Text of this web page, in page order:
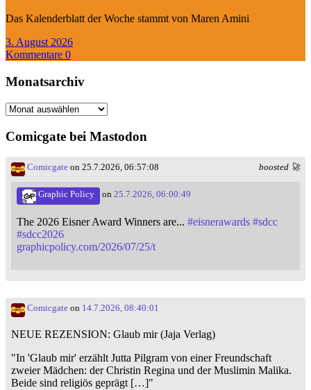
Das Kalenderblatt der Woche stammt von Maren Amini
3. August 2026
Kommentare 0
Monatsarchiv
Monatsarchiv
Comicgate bei Mastodon
boosted 🚀
Comicgate on 25.7.2026, 06:57:08
Graphic Policy on 25.7.2026, 06:00:49
The 2026 Eisner Award Winners are... #eisnerawards #sdcc
#sdcc2026
graphicpolicy.com/2026/07/25/t
Comicgate on 14.7.2026, 08:40:01
NEUE REZENSION: Glaub mir (Jaja Verlag)
"In 'Glaub mir' erzählt Jutta Pilgram von einer Freundschaft
zweier Mädchen: der Christin Regina und der Muslimin Malika.
Beide sind religiös geprägt […]"